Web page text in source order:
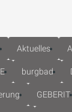
Aktuelles
burgbad
GEBERIT